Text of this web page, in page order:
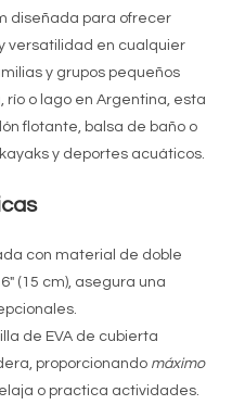
diseñada para ofrecer
versatilidad en cualquier
y grupos pequeños
o lago en Argentina, esta
flotante, balsa de baño o
y deportes acuáticos.
con material de doble
(15 cm), asegura una
de EVA de cubierta
proporcionando máximo
o practica actividades.